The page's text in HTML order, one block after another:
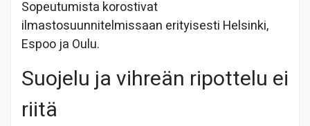
Sopeutumista korostivat
ilmastosuunnitelmissaan erityisesti Helsinki,
Espoo ja Oulu.
Suojelu ja vihreän ripottelu ei
riitä